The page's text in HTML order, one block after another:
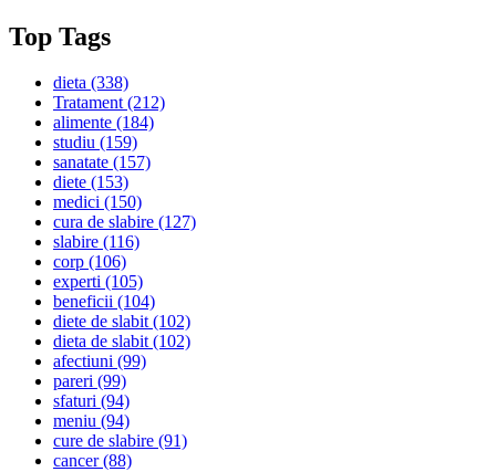
Top Tags
dieta (338)
Tratament(212)
alimente (184)
studiu (159)
sanatate (157)
diete (153)
medici (150)
cura de slabire (127)
slabire (116)
corp (106)
experti (105)
beneficii (104)
diete de slabit(102)
dieta de slabit(102)
afectiuni (99)
pareri (99)
sfaturi (94)
meniu (94)
cure de slabire (91)
cancer(88)